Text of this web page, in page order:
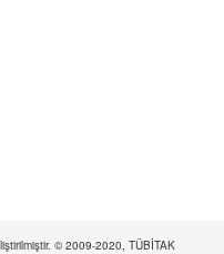
© 2009-2020, TÜBİTAK